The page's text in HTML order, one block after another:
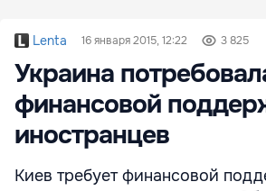
Lenta 16 января 2015, 12:22 3 825
Украина
финансовой
иностранцев
Киев требует финансовой